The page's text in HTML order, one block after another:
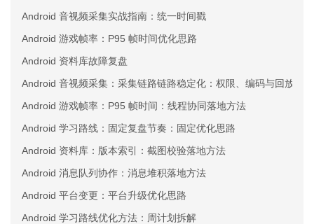
Android 音视频采集实战指南：统一时间戳
Android 游戏帧率：P95 帧时间优化思路
Android 资料库故障复盘
Android 音视频采集：采集链路链路稳定化：权限、编码与回放三
Android 游戏帧率：P95 帧时间：线程协同落地方法
Android 学习路线：固定复盘节奏：固定优化思路
Android 资料库：版本索引：截图校验落地方法
Android 消息队列协作：消息堆积落地方法
Android 平台变更：平台升级优化思路
Android 学习路线优化方法：周计划拆解